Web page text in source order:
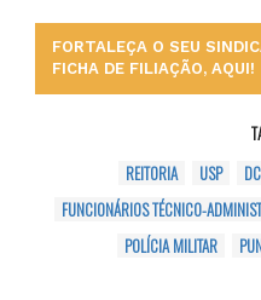
FORTALEÇA O SEU
FICHA DE FILIAÇÃO, AQUI!
REITORIA
USP
FUNCIONÁRIOS TÉCNICO-
POLÍCIA MILITAR